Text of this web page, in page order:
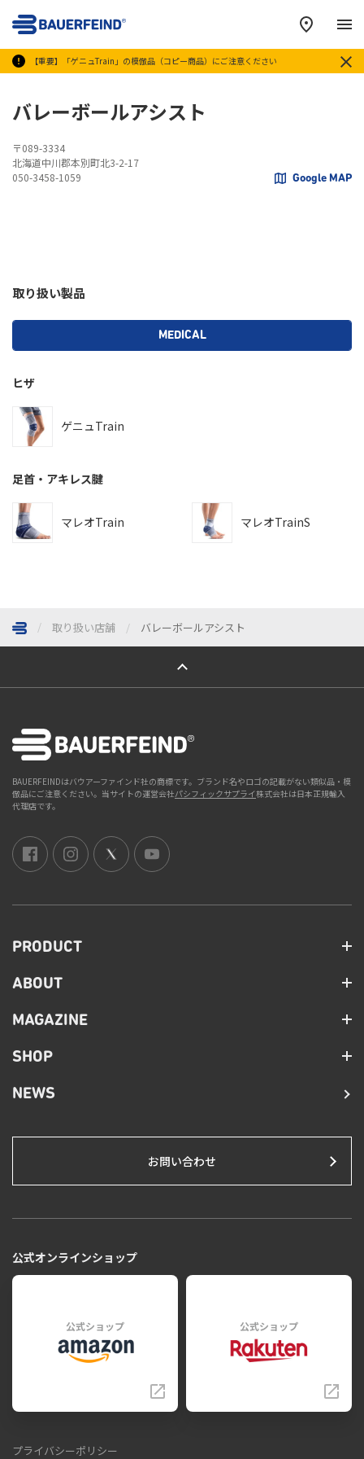
【重要】「ゲニュTrain」の模倣品（コピー商品）にご注意ください
メ
バレーボールアシスト
〒089-3334
北海道中川郡本別町北3-2-17
050-3458-1059
Google MAP
取り扱い製品
MEDICAL
ヒザ
ゲニュTrain
足首・アキレス腱
マレオTrain マレオTrainS
取り扱い店舗 バレーボールアシスト
ページトップへ
BAUERFEINDはバウアーファインド社の商標です。ブランド名やロゴの記載がない類似品・模
倣品にご注意ください。当サイトの運営会社パシフィックサプライ株式会社は日本正規輸入
代理店です。
PRODUCT
ABOUT
MAGAZINE
SHOP
NEWS
お問い合わせ
公式オンラインショップ
公式ショップ 公式ショップ
プライバシーポリシー